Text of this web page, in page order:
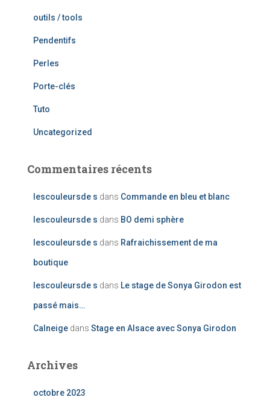
outils / tools
Pendentifs
Perles
Porte-clés
Tuto
Uncategorized
Commentaires récents
lescouleursde s dans Commande en bleu et blanc
lescouleursde s dans BO demi sphère
lescouleursde s dans Rafraichissement de ma
boutique
lescouleursde s dans Le stage de Sonya Girodon est
passé mais…
Calneige dans Stage en Alsace avec Sonya Girodon
Archives
octobre 2023